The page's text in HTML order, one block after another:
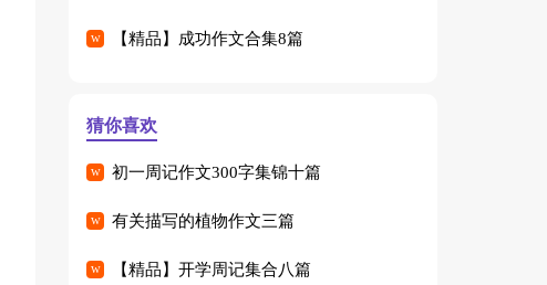
【精品】成功作文合集8篇
猜你喜欢
初一周记作文300字集锦十篇
有关描写的植物作文三篇
【精品】开学周记集合八篇